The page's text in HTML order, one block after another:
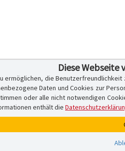
Diese Webseite
ermöglichen, die
Daten und Cookies zur
oder alle nicht notwendigen
enthält die